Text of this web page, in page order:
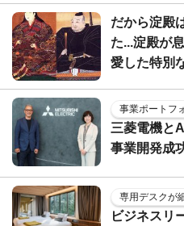
だから淀殿
た...淀殿が
愛した特別
事業ポートフ
三菱電機と
事業開発成
専用デスクが
ビジネスリ